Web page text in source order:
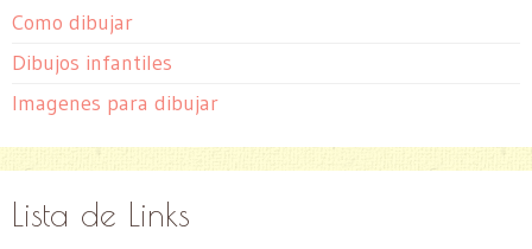
Como dibujar
Dibujos infantiles
Imagenes para dibujar
Lista de Links